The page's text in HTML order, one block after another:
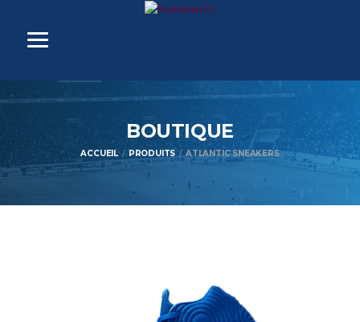
BOUTIQUE
ACCUEIL PRODUITS ATLANTIC SNEAKERS